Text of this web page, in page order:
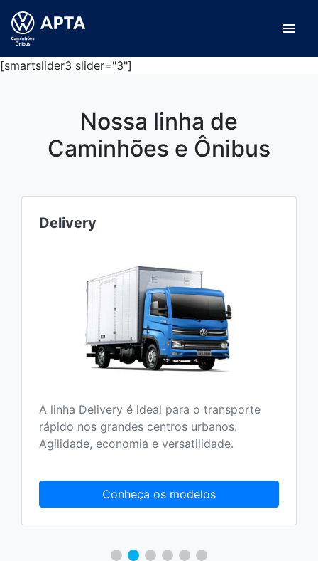
menu
[smartslider3 slider="3"]
Nossa linha de
Caminhões e Ônibus
Delivery
A linha Delivery é ideal para o transporte
rápido nos grandes centros urbanos.
Agilidade, economia e versatilidade.
Conheça os modelos